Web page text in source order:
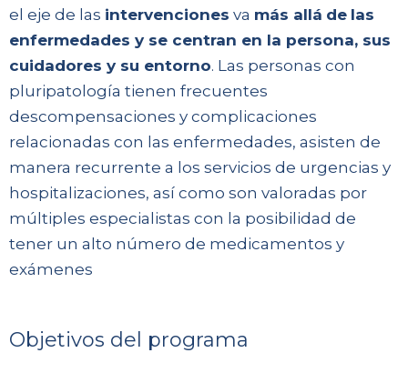
el eje de las intervenciones va más allá de las
enfermedades y se centran en la persona, sus
cuidadores y su entorno. Las personas con
pluripatología tienen frecuentes
descompensaciones y complicaciones
relacionadas con las enfermedades, asisten de
manera recurrente a los servicios de urgencias y
hospitalizaciones, así como son valoradas por
múltiples especialistas con la posibilidad de
tener un alto número de medicamentos y
exámenes
Objetivos del programa